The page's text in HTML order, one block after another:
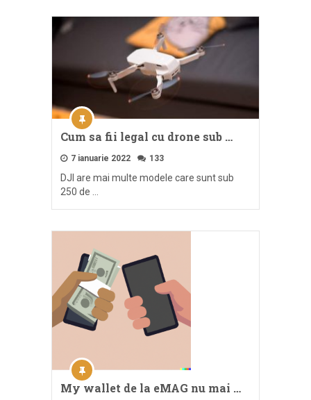
Cum sa fii legal cu drone sub …
7 ianuarie 2022 133
DJI are mai multe modele care sunt sub
250 de …
My wallet de la eMAG nu mai …